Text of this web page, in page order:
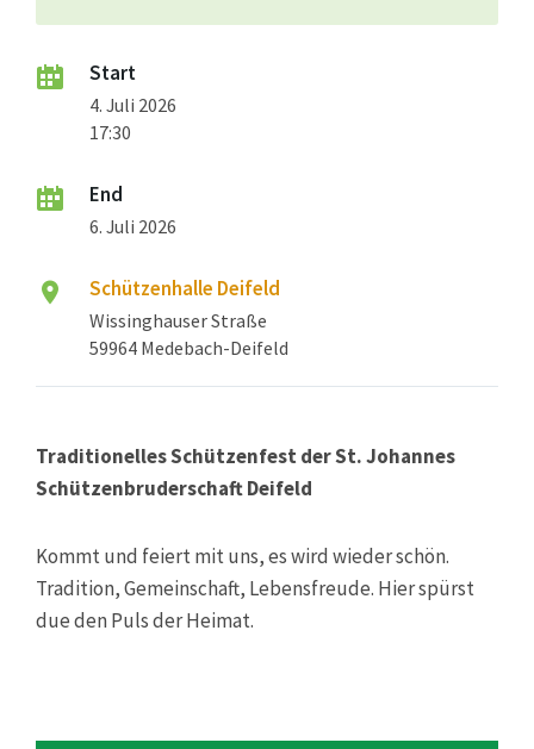
Start
4. Juli 2026
17:30
End
6. Juli 2026
Schützenhalle Deifeld
Wissinghauser Straße
59964 Medebach-Deifeld
Traditionelles Schützenfest der St. Johannes
Schützenbruderschaft Deifeld
Kommt und feiert mit uns, es wird wieder schön.
Tradition, Gemeinschaft, Lebensfreude. Hier spürst
due den Puls der Heimat.